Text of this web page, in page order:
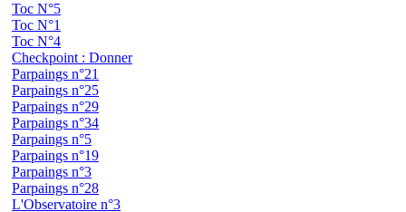
Toc N°5
Toc N°1
Toc N°4
Checkpoint : Donner
Parpaings n°21
Parpaings n°25
Parpaings n°29
Parpaings n°34
Parpaings n°5
Parpaings n°19
Parpaings n°3
Parpaings n°28
L'Observatoire n°3